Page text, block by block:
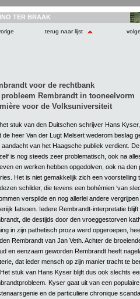
TER BRAAK
terug naar lijst
voor de rechtbank
probleem Rembrandt in tooneelvorm
voor de Volksuniversiteit
stuk van den Duitschen schrijver Hans Kyser,
de heer Van der Lugt Melsert wederom beslag
aandacht van het Haagsche publiek verdient.
is nog steeds zeer problematisch, ook na
en werken hebben opgedolven, ook na den
Het is niet gemakkelijk zich een
schilder, die tevens een bohémien ‘van
verspilde en nog allerlei andere
fatsoen. Iedere Rembrandt-interpretatie
die destijds door den vroeggestorven
in zijn pathetisch proza werd opgeroepen,
Rembrandt van Jan Veth. Achter de
en eenzaam geworden Rembrandt heeft
dat ieder mensch op zijn manier tracht te
Het stuk van Hans Kyser blijft dus ook slechts
Kyser gaat uit van een
en de particuliere chronique